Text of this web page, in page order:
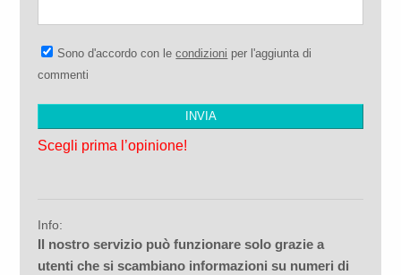
Sono d'accordo con lecondizioni per l'aggiunta di
commenti
Scegli prima l’opinione!
Info:
Il nostro servizio può funzionare solo grazie a
utenti che si scambiano informazioni su numeri di